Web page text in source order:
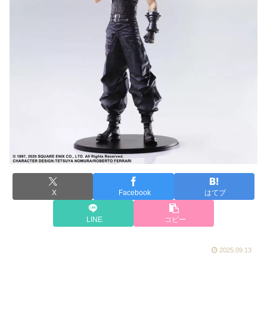
X Facebook はてブ
LINE コピー
2025.09.13